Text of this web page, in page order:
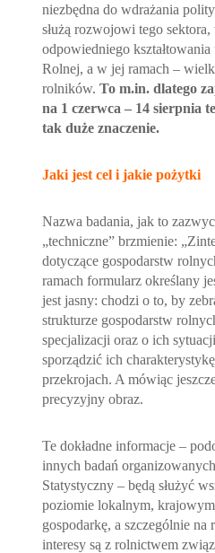
niezbędna do wdrażania
służą rozwojowi tego
odpowiedniego
Rolnej, a w jej ramach –
rolników. To m.in. dlatego
na 1 czerwca – 14 sierpnia
tak duże znaczenie.
Jaki jest cel i jakie pożytki
Nazwa badania, jak to
„techniczne” brzmienie:
dotyczące gospodarstw
ramach formularz określany
jest jasny: chodzi o to, by
strukturze gospodarstw
specjalizacji oraz o ich
sporządzić ich
przekrojach. A mówiąc
precyzyjny obraz.
Te dokładne informacje –
innych badań
Statystyczny – będą służyć
poziomie lokalnym,
gospodarkę, a szczególnie
interesy są z rolnictwem